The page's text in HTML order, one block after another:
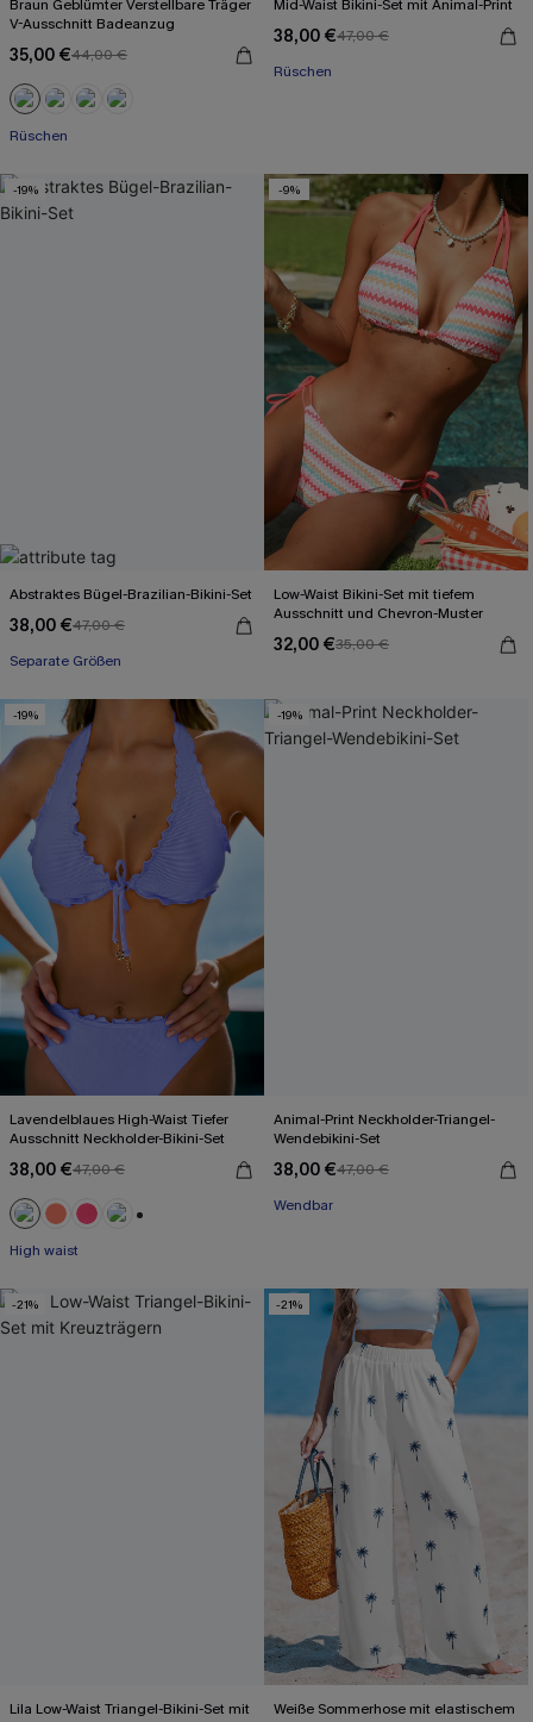
Braun Geblümter Verstellbare Träger
V-Ausschnitt Badeanzug
35,00 €44,00 €
Rüschen
Mid-Waist Bikini-Set mit Animal-Print
38,00 €47,00 €
Rüschen
-19%
Abstraktes Bügel-Brazilian-Bikini-Set
38,00 €47,00 €
Separate Größen
-9%
Low-Waist Bikini-Set mit tiefem
Ausschnitt und Chevron-Muster
32,00 €35,00 €
-19%
Lavendelblaues High-Waist Tiefer
Ausschnitt Neckholder-Bikini-Set
38,00 €47,00 €
High waist
-19%
Animal-Print Neckholder-Triangel-
Wendebikini-Set
38,00 €47,00 €
Wendbar
-21%
Lila Low-Waist Triangel-Bikini-Set mit
-21%
Weiße Sommerhose mit elastischem